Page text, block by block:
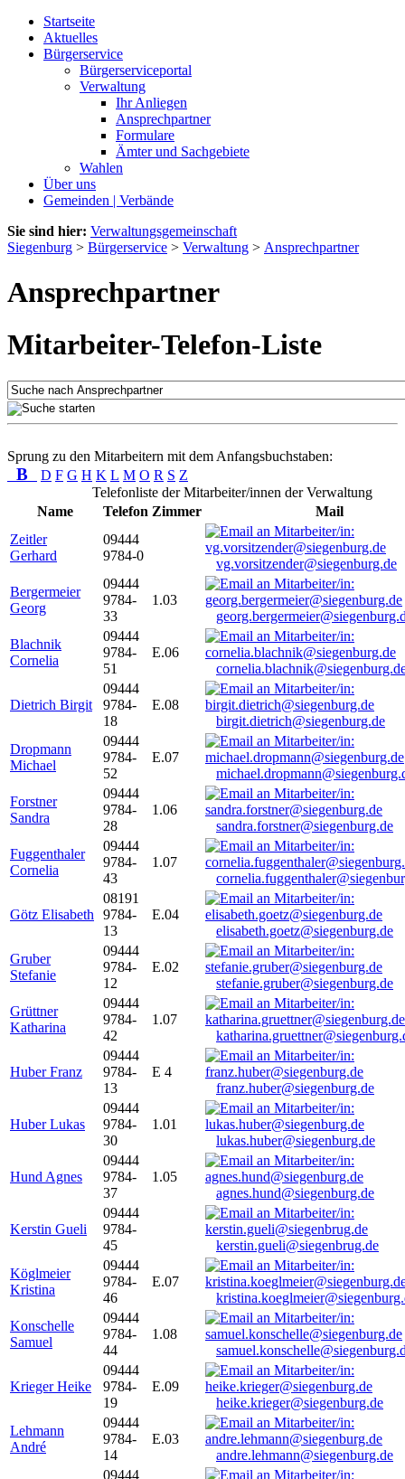
Startseite
Aktuelles
Bürgerservice
Bürgerserviceportal
Verwaltung
Ihr Anliegen
Ansprechpartner
Formulare
Ämter und Sachgebiete
Wahlen
Über uns
Gemeinden | Verbände
Sie sind hier: Verwaltungsgemeinschaft
Siegenburg > Bürgerservice > Verwaltung > Ansprechpartner
Ansprechpartner
Mitarbeiter-Telefon-Liste
Sprung zu den Mitarbeitern mit dem Anfangsbuchstaben:
B D F G H K L M O R S Z
Telefonliste der Mitarbeiter/innen der Verwaltung
Name
Telefon Zimmer
Mail
Zeitler
Gerhard
09444
9784-0
vg.vorsitzender@siegenburg.de
Bergermeier
Georg
09444
9784-
33
1.03
Blachnik
Cornelia
09444
9784-
51
E.06
Dietrich Birgit
09444
9784-
18
E.08
birgit.dietrich@siegenburg.de
Dropmann
Michael
09444
9784-
52
E.07
Forstner
Sandra
09444
9784-
28
1.06
sandra.forstner@siegenburg.de
Fuggenthaler
Cornelia
09444
9784-
43
1.07
Götz Elisabeth
08191
9784-
13
E.04
elisabeth.goetz@siegenburg.de
Gruber
Stefanie
09444
9784-
12
E.02
stefanie.gruber@siegenburg.de
Grüttner
Katharina
09444
9784-
42
1.07
Huber Franz
09444
9784-
13
E 4
franz.huber@siegenburg.de
Huber Lukas
09444
9784-
30
1.01
lukas.huber@siegenburg.de
Hund Agnes
09444
9784-
37
1.05
agnes.hund@siegenburg.de
Kerstin Gueli
09444
9784-
45
kerstin.gueli@siegenbrug.de
Köglmeier
Kristina
09444
9784-
46
E.07
Konschelle
Samuel
09444
9784-
44
1.08
Krieger Heike
09444
9784-
19
E.09
heike.krieger@siegenburg.de
Lehmann
André
09444
9784-
14
E.03
andre.lehmann@siegenburg.de
09444